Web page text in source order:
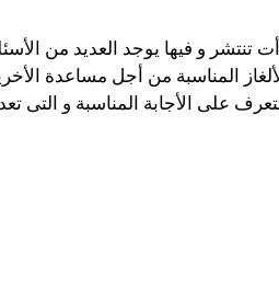
و فيها يوجد العديد من
المناسبة من أجل مساعدة
على الأجابة المناسبة و التى تعد